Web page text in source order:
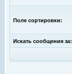
Поле сортировки:
Искать сообщения за: